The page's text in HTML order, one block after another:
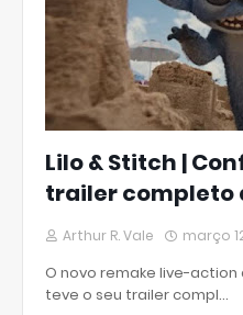
Lilo & Stitch |
trailer completo
Arthur R. Vale março
O novo remake live-action
teve o seu trailer compl…